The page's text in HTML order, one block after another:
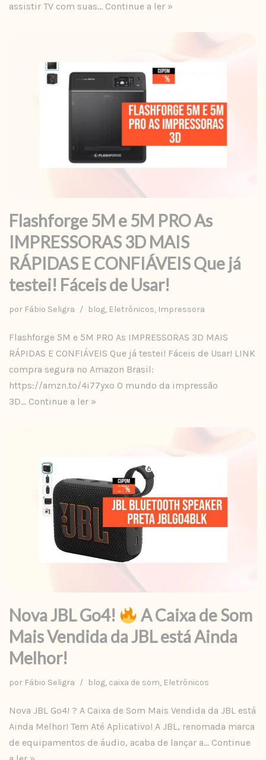
assistir TV com suas… Continue a ler »
Flashforge 5M e 5M PRO As
IMPRESSORAS 3D MAIS
RÁPIDAS E CONFIÁVEIS Que já
testei! Fáceis de Usar!
por Fábio Seligra blog, Eletrônicos, Impressora
Flashforge 5M e 5M PRO As IMPRESSORAS 3D MAIS
RÁPIDAS E CONFIÁVEIS Que já testei! Fáceis de Usar! LINK
compra segura no Amazon Brasil:
https://amzn.to/4i77yxo O mundo da impressão
3D… Continue a ler »
Nova JBL Go4!
A Caixa de Som
Mais Vendida da JBL está Ainda
Melhor!
por Fábio Seligra blog, caixa de som, Eletrônicos
Nova JBL Go4! ? A Caixa de Som Mais Vendida da JBL está
Ainda Melhor! Tem Até Aplicativo! A JBL, renomada marca
de equipamentos de áudio, acaba de lançar a… Continue